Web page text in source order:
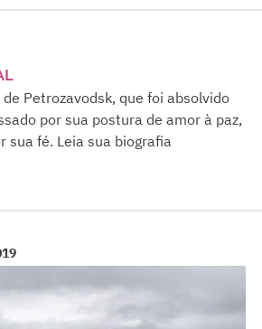
Petrozavodsk, que foi absolvido
por sua postura de amor à paz,
sua fé. Leia sua biografia